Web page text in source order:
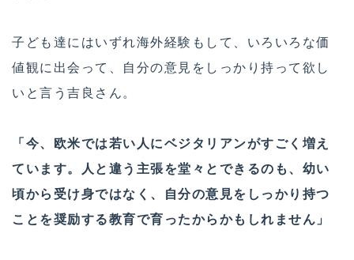
子ども達にはいずれ海外経験もして、いろいろな価
値観に出会って、自分の意見をしっかり持って欲し
いと言う吉良さん。
「今、欧米では若い人にベジタリアンがすごく増え
ています。人と違う主張を堂々とできるのも、幼い
頃から受け身ではなく、自分の意見をしっかり持つ
ことを奨励する教育で育ったからかもしれません」